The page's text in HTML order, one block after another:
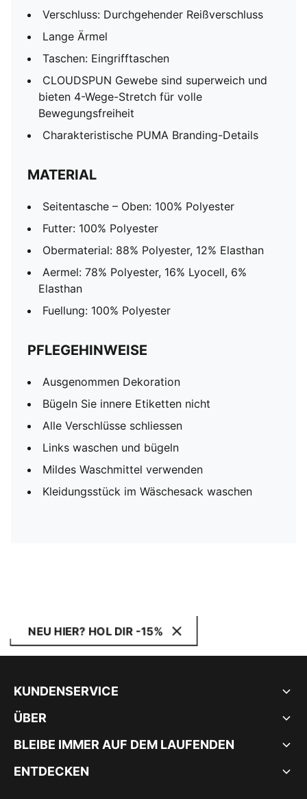
Verschluss: Durchgehender Reißverschluss
Lange Ärmel
Taschen: Eingrifftaschen
CLOUDSPUN Gewebe sind superweich und
bieten 4-Wege-Stretch für volle
Bewegungsfreiheit
Charakteristische PUMA Branding-Details
MATERIAL
Seitentasche – Oben: 100% Polyester
Futter: 100% Polyester
Obermaterial: 88% Polyester, 12% Elasthan
Aermel: 78% Polyester, 16% Lyocell, 6%
Elasthan
Fuellung: 100% Polyester
PFLEGEHINWEISE
Ausgenommen Dekoration
Bügeln Sie innere Etiketten nicht
Alle Verschlüsse schliessen
Links waschen und bügeln
Mildes Waschmittel verwenden
Kleidungsstück im Wäschesack waschen
NEU HIER? HOL DIR -15%
KUNDENSERVICE
ÜBER
BLEIBE IMMER AUF DEM LAUFENDEN
ENTDECKEN